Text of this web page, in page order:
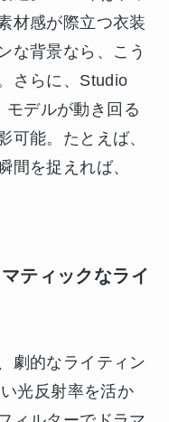
材感が際立つ衣装
な背景なら、こう
さらに、Studio
デルが動き回る
可能。たとえば、
間を捉えれば、
ティックなライ
劇的なライティン
光反射率を活か